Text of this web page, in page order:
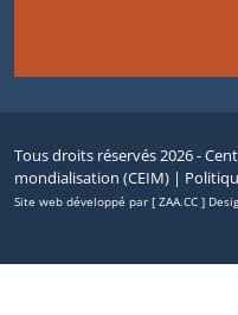
Tous droits réservés 2026 -
mondialisation (CEIM) |
Site web développé par [ ZAA.CC ]